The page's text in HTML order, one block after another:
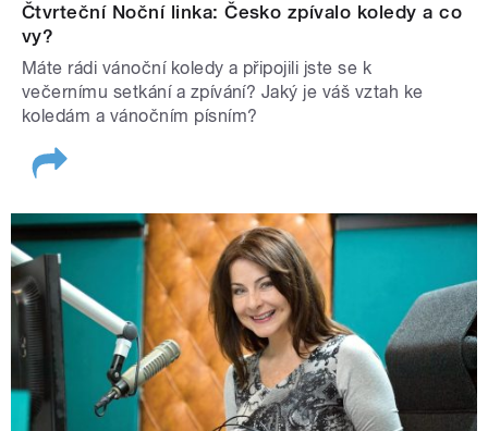
Čtvrteční Noční linka: Česko zpívalo koledy a co
vy?
Máte rádi vánoční koledy a připojili jste se k
večernímu setkání a zpívání? Jaký je váš vztah ke
koledám a vánočním písním?